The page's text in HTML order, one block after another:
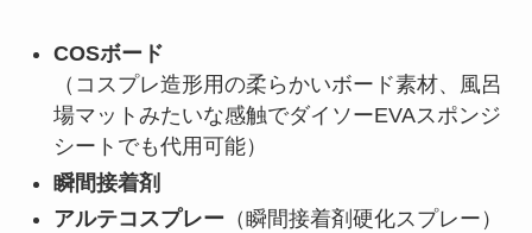
COSボード
（コスプレ造形用の柔らかいボード素材、風呂
場マットみたいな感触でダイソーEVAスポンジ
シートでも代用可能）
瞬間接着剤
アルテコスプレー （瞬間接着剤硬化スプレー）